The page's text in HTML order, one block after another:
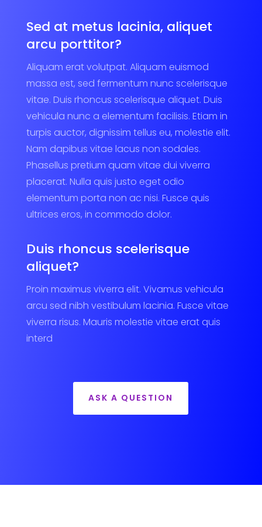
Sed at metus lacinia, aliquet
arcu porttitor?
Aliquam erat volutpat. Aliquam euismod
massa est, sed fermentum nunc scelerisque
vitae. Duis rhoncus scelerisque aliquet. Duis
vehicula nunc a elementum facilisis. Etiam in
turpis auctor, dignissim tellus eu, molestie elit.
Nam dapibus vitae lacus non sodales.
Phasellus pretium quam vitae dui viverra
placerat. Nulla quis justo eget odio
elementum porta non ac nisi. Fusce quis
ultrices eros, in commodo dolor.
Duis rhoncus scelerisque
aliquet?
Proin maximus viverra elit. Vivamus vehicula
arcu sed nibh vestibulum lacinia. Fusce vitae
viverra risus. Mauris molestie vitae erat quis
interd
ASK A QUESTION